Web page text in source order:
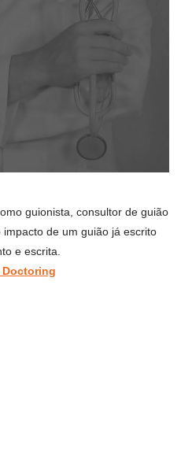
guionista, consultor de guião
impacto de um guião já escrito
e escrita.